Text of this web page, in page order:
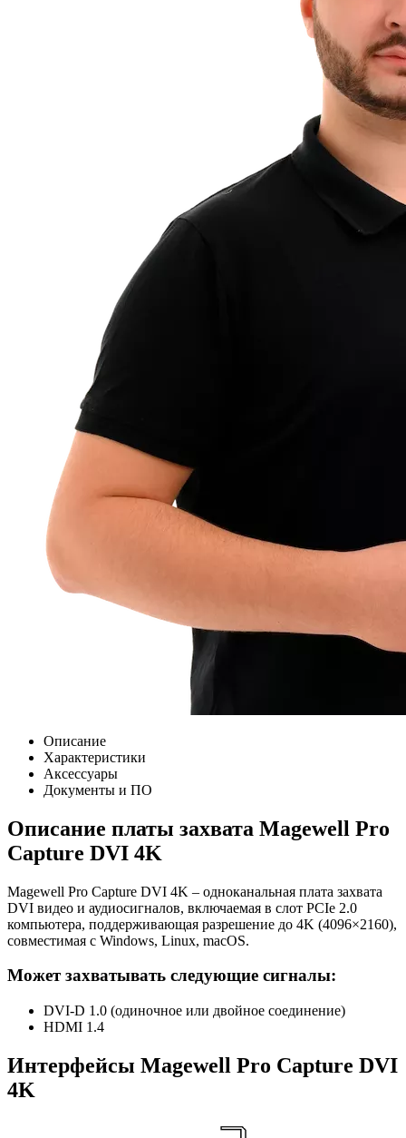
Описание
Характеристики
Аксессуары
Документы и ПО
Описание платы захвата Magewell Pro
Capture DVI 4K
Magewell Pro Capture DVI 4K – одноканальная плата захвата
DVI видео и аудиосигналов, включаемая в слот PCIe 2.0
компьютера, поддерживающая разрешение до 4K (4096×2160),
совместимая с Windows, Linux, macOS.
Может захватывать следующие сигналы:
DVI-D 1.0 (одиночное или двойное соединение)
HDMI 1.4
Интерфейсы Magewell Pro Capture DVI
4K